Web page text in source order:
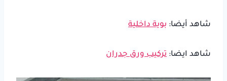
شاهد أيضا: بوية داخلية
شاهد ايضا: تركيب ورق جدران